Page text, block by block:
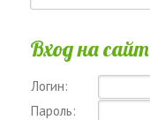
Вход на сайт
Логин:
Пароль: